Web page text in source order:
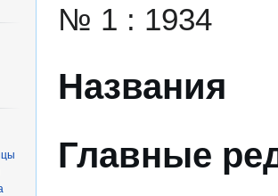
№ 1 : 1934
Названия
Главные